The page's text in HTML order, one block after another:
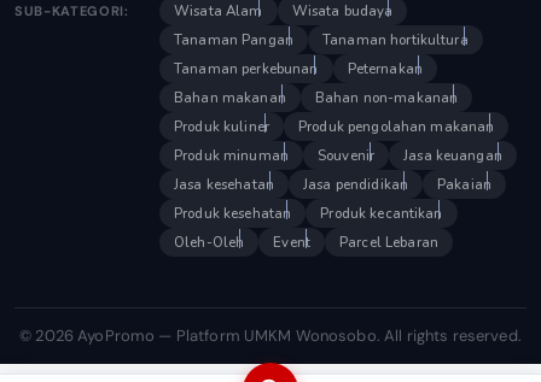
SUB-KATEGORI: Wisata Alam
Wisata budaya
Tanaman Pangan
Tanaman hortikultura
Tanaman perkebunan
Peternakan
Bahan makanan
Bahan non-makanan
Produk kuliner
Produk pengolahan makanan
Produk minuman
Souvenir
Jasa keuangan
Jasa kesehatan
Jasa pendidikan
Pakaian
Produk kesehatan
Produk kecantikan
Oleh-Oleh
Event Parcel Lebaran
© 2026 AyoPromo — Platform UMKM Wonosobo. All rights reserved.